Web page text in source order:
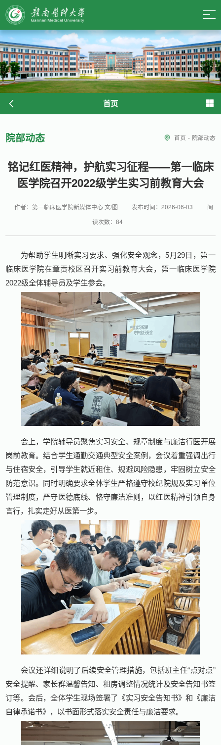
首页
院部动态 首页 - 院部动态
铭记红医精神，护航实习征程——第一临床
医学院召开2022级学生实习前教育大会
作者：第一临床医学院新媒体中心 文/图 发布时间：2026-06-03
阅
读次数： 84
为帮助学生明晰实习要求、强化安全观念，5月29日，第一
临床医学院在章贡校区召开实习前教育大会，第一临床医学院
2022级全体辅导员及学生参会。
会上，学院辅导员聚焦实习安全、规章制度与廉洁行医开展
岗前教育。结合学生通勤交通典型安全案例，会议着重强调出行
与住宿安全，引导学生就近租住、规避风险隐患，牢固树立安全
防范意识。同时明确要求全体学生严格遵守校纪院规及实习单位
管理制度，严守医德底线、恪守廉洁准则，以红医精神引领自身
言行，扎实走好从医第一步。
会议还详细说明了后续安全管理措施，包括班主任“点对点”
安全提醒、家长群温馨告知、租房调整情况统计及安全告知书签
订等。会后，全体学生现场签署了《实习安全告知书》和《廉洁
自律承诺书》，以书面形式落实安全责任与廉洁要求。